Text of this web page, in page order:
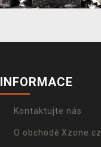
INFORMACE
Kontaktujte nás
O obchodě Xzone.cz